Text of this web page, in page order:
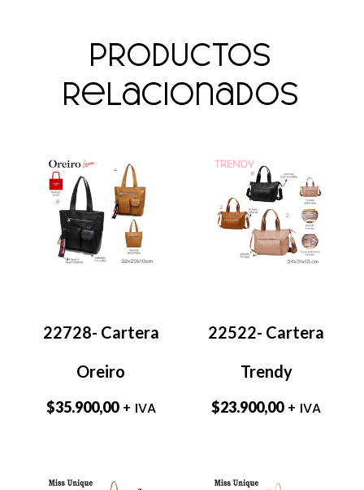
Productos
relacionados
22728- Cartera
Oreiro
$35.900,00 + IVA
22522- Cartera
Trendy
$23.900,00 + IVA